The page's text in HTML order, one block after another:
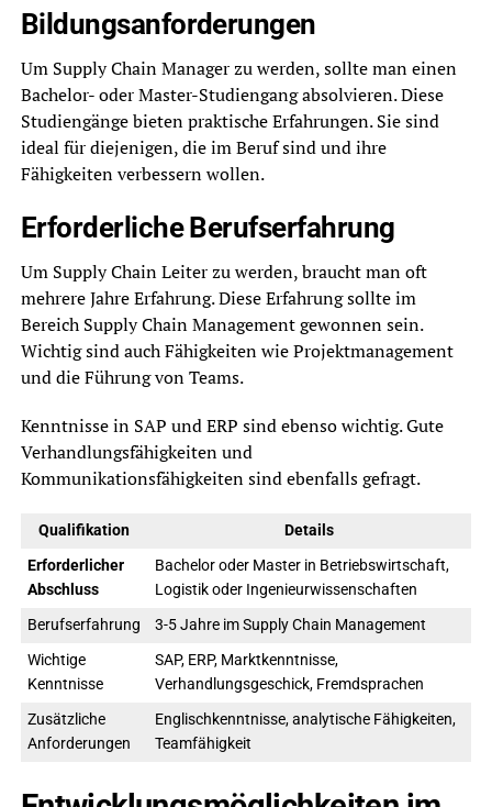
Bildungsanforderungen
Um Supply Chain Manager zu werden, sollte man einen
Bachelor- oder Master-Studiengang absolvieren. Diese
Studiengänge bieten praktische Erfahrungen. Sie sind
ideal für diejenigen, die im Beruf sind und ihre
Fähigkeiten verbessern wollen.
Erforderliche Berufserfahrung
Um Supply Chain Leiter zu werden, braucht man oft
mehrere Jahre Erfahrung. Diese Erfahrung sollte im
Bereich Supply Chain Management gewonnen sein.
Wichtig sind auch Fähigkeiten wie Projektmanagement
und die Führung von Teams.
Kenntnisse in SAP und ERP sind ebenso wichtig. Gute
Verhandlungsfähigkeiten und
Kommunikationsfähigkeiten sind ebenfalls gefragt.
Qualifikation
Details
Erforderlicher
Abschluss
Bachelor oder Master in Betriebswirtschaft,
Logistik oder Ingenieurwissenschaften
Berufserfahrung
3-5 Jahre im Supply Chain Management
Wichtige
Kenntnisse
SAP, ERP, Marktkenntnisse,
Verhandlungsgeschick, Fremdsprachen
Zusätzliche
Anforderungen
Englischkenntnisse, analytische Fähigkeiten,
Teamfähigkeit